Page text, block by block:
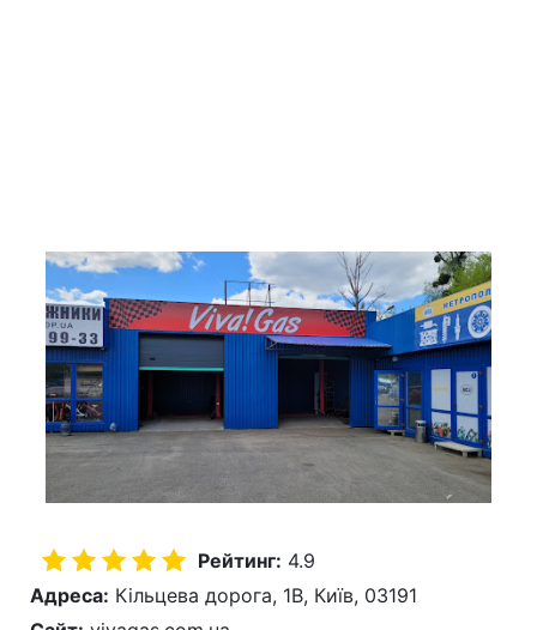
Рейтинг: 4.9
Адреса: Кільцева дорога, 1В, Київ, 03191